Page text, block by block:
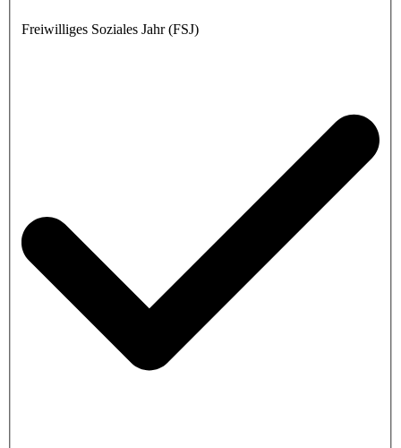
Freiwilliges Soziales Jahr (FSJ)